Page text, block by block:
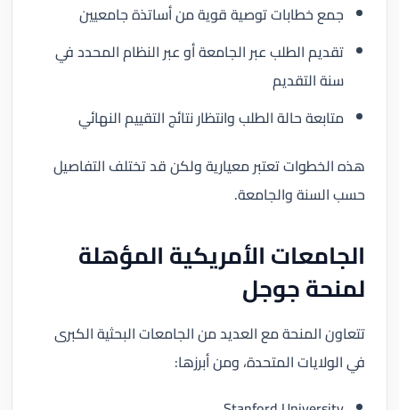
جمع خطابات توصية قوية من أساتذة جامعيين
تقديم الطلب عبر الجامعة أو عبر النظام المحدد في
سنة التقديم
متابعة حالة الطلب وانتظار نتائج التقييم النهائي
هذه الخطوات تعتبر معيارية ولكن قد تختلف التفاصيل
حسب السنة والجامعة.
الجامعات الأمريكية المؤهلة
لمنحة جوجل
تتعاون المنحة مع العديد من الجامعات البحثية الكبرى
في الولايات المتحدة، ومن أبرزها: